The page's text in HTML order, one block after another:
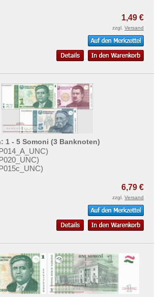
1,49 €
zzgl. Versand
1 - 5 Somoni (3 Banknoten)
6,79 €
zzgl. Versand